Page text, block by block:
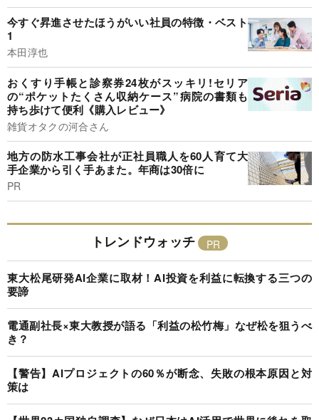
今すぐ昇進させたほうがいい社員の特徴・ベスト
1
本田淳也
おくすり手帳と診察券24枚がスッキリ!セリア
の“ポケットたくさん収納ケース”病院の書類も
持ち歩けて便利《購入レビュー》
雑貨オタクの河合さん
地方の防水工事会社が正社員職人を60人育て大
手企業から引く手あまた。年商は30倍に
PR
トレンドウォッチ
東大松尾研発AI企業に取材！AI投資を利益に転換する三つの
要諦
電通副社長×東大教授が語る「利益の松竹梅」なぜ松を狙うべ
き？
【警告】AIプロジェクトの60％が断念、失敗の根本原因と対
策は